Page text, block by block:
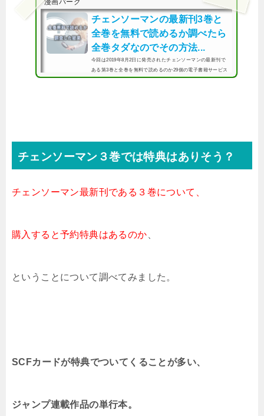
漫画パーク
チェンソーマンの最新刊3巻と
全巻を無料で読めるか調べたら
全巻タダなのでその方法...
今回は2019年8月2日に発売されたチェンソーマンの最新刊で
ある第3巻と全巻を無料で読めるのか29個の電子書籍サービス
チェンソーマン３巻では特典はありそう？
チェンソーマン最新刊である３巻について、
購入すると予約特典はあるのか
ということについて調べてみました。
SCFカードが特典でついてくることが多い、
ジャンプ連載作品の単行本。